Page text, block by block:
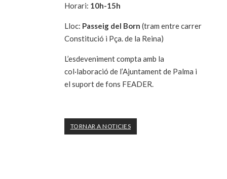
Horari: 10h-15h
Lloc: Passeig del Born (tram entre carrer
Constitució i Pça. de la Reina)
L’esdeveniment compta amb la
col·laboració de l’Ajuntament de Palma i
el suport de fons FEADER.
TORNAR A NOTICIES